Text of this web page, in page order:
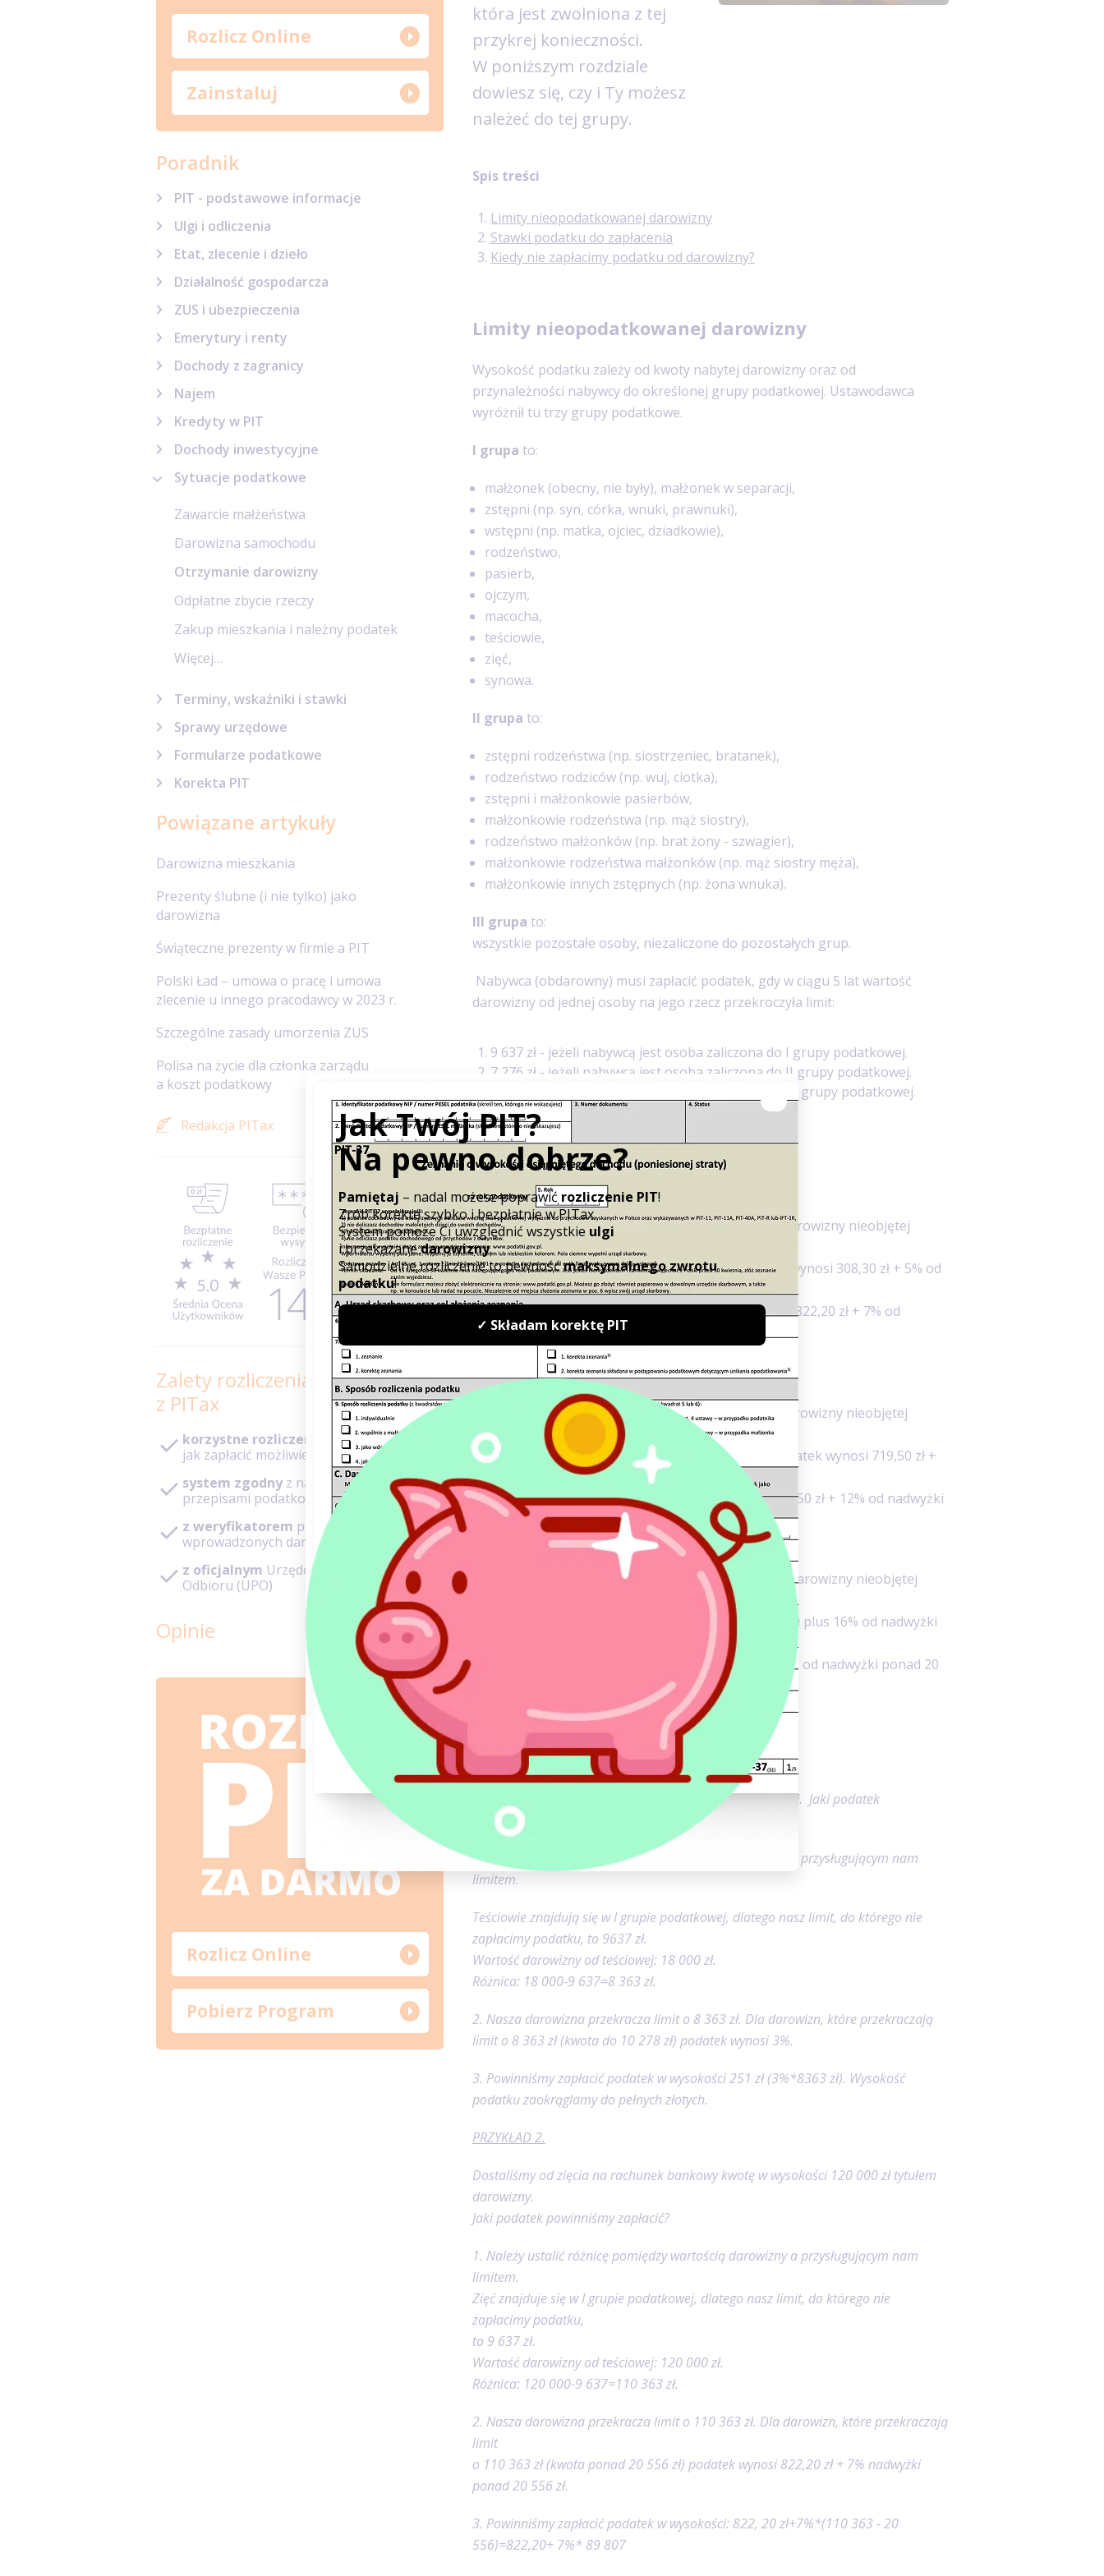
która jest zwolniona z tej
przykrej konieczności.
W poniższym rozdziale
dowiesz się, czy i Ty możesz
należeć do tej grupy.
Spis treści
Limity nieopodatkowanej darowizny
Stawki podatku do zapłacenia
Kiedy nie zapłacimy podatku od darowizny?
Limity nieopodatkowanej darowizny
Wysokość podatku zależy od kwoty nabytej darowizny oraz od
przynależności nabywcy do określonej grupy podatkowej. Ustawodawca
wyróżnił tu trzy grupy podatkowe.
I grupa to:
małżonek (obecny, nie były), małżonek w separacji,
zstępni (np. syn, córka, wnuki, prawnuki),
wstępni (np. matka, ojciec, dziadkowie),
rodzeństwo,
pasierb,
ojczym,
macocha,
teściowie,
zięć,
synowa.
II grupa to:
zstępni rodzeństwa (np. siostrzeniec, bratanek),
rodzeństwo rodziców (np. wuj, ciotka),
zstępni i małżonkowie pasierbów,
małżonkowie rodzeństwa (np. mąż siostry),
rodzeństwo małżonków (np. brat żony - szwagier),
małżonkowie rodzeństwa małżonków (np. mąż siostry męża),
małżonkowie innych zstępnych (np. żona wnuka).
III grupa to:
wszystkie pozostałe osoby, niezaliczone do pozostałych grup.
Nabywca (obdarowny) musi zapłacić podatek, gdy w ciągu 5 lat wartość
darowizny od jednej osoby na jego rzecz przekroczyła limit:
9 637 zł - jeżeli nabywcą jest osoba zaliczona do I grupy podatkowej.
7 276 zł - jeżeli nabywcą jest osoba zaliczona do II grupy podatkowej.
4 902 zł - jeżeli nabywcą jest osoba zaliczona do III grupy podatkowej.
Stawki podatku do zapłacenia
Wysokość podatku w grupie I
Kwota nadwyżki do 10 278 zł – podatek wynosi 3% darowizny nieobjętej
zwolnieniem.
Kwota nadwyżki od 10 278 zł do 20 556 zł – podatek wynosi 308,30 zł + 5% od
nadwyżki ponad 10 278 zł.
Kwota nadwyżki powyżej 20 556 zł – podatek wynosi 822,20 zł + 7% od
nadwyżki
ponad 20 556 zł.
Wysokość podatku w grupie II
Kwota nadwyżki do 10 278 zł - podatek wynosi 7% darowizny nieobjętej
zwolnieniem.
Kwota nadwyżki pomiędzy 10 278 zł a 20 556 zł – podatek wynosi 719,50 zł +
9% od nadwyżki ponad 10 278 zł.
Kwota nadwyżki od 20 556 zł – podatek wynosi 1 644,50 zł + 12% od nadwyżki
ponad 20556 zł.
Wysokość podatku w grupie III
Kwota nadwyżki do 10 278 zł – podatek wynosi 12% darowizny nieobjętej
Kwota nadwyżki od 10 278 zł do 20 556 zł – 1 233,40 zł plus 16% od nadwyżki
Kwota nadwyżki powyżej 20 556 zł – 2 877,90 zł + 20% od nadwyżki ponad 20
Obliczeniepodatku od darowizny- przykłady
PRZYKŁAD 1.
Dostaliśmy darowiznę od teściowej w wysokości 18 000 zł. Jaki podatek
powinniśmy zapłacić?
1. Należy ustalić różnicę pomiędzy wartością darowizny a przysługującym nam
limitem.
Teściowie znajdują się w I grupie podatkowej, dlatego nasz limit, do którego nie
zapłacimy podatku, to 9637 zł.
Wartość darowizny od teściowej: 18 000 zł.
Różnica: 18 000-9 637=8 363 zł.
2. Nasza darowizna przekracza limit o 8 363 zł. Dla darowizn, które przekraczają
limit o 8 363 zł (kwota do 10 278 zł) podatek wynosi 3%.
3. Powinniśmy zapłacić podatek w wysokości 251 zł (3%*8363 zł). Wysokość
podatku zaokrąglamy do pełnych złotych.
PRZYKŁAD 2.
Dostaliśmy od zięcia na rachunek bankowy kwotę w wysokości 120 000 zł tytułem
darowizny.
Jaki podatek powinniśmy zapłacić?
1. Należy ustalić różnicę pomiędzy wartością darowizny a przysługującym nam
limitem.
Zięć znajduje się w I grupie podatkowej, dlatego nasz limit, do którego nie
zapłacimy podatku,
to 9 637 zł.
Wartość darowizny od teściowej: 120 000 zł.
Różnica: 120 000-9 637=110 363 zł.
2. Nasza darowizna przekracza limit o 110 363 zł. Dla darowizn, które przekraczają
limit
o 110 363 zł (kwota ponad 20 556 zł) podatek wynosi 822,20 zł + 7% nadwyżki
ponad 20 556 zł.
3. Powinniśmy zapłacić podatek w wysokości: 822, 20 zł+7%*(110 363 - 20
556)=822,20+ 7%* 89 807
Rozlicz Online
Zainstaluj
Poradnik
PIT - podstawowe informacje
Ulgi i odliczenia
Etat, zlecenie i dzieło
Działalność gospodarcza
ZUS i ubezpieczenia
Emerytury i renty
Dochody z zagranicy
Najem
Kredyty w PIT
Dochody inwestycyjne
Sytuacje podatkowe
Zawarcie małżeństwa
Darowizna samochodu
Otrzymanie darowizny
Odpłatne zbycie rzeczy
Zakup mieszkania i należny podatek
Więcej…
Terminy, wskaźniki i stawki
Sprawy urzędowe
Formularze podatkowe
Korekta PIT
Powiązane artykuły
Darowizna mieszkania
Prezenty ślubne (i nie tylko) jako
darowizna
Świąteczne prezenty w firmie a PIT
Polski Ład – umowa o pracę i umowa
zlecenie u innego pracodawcy w 2023 r.
Szczególne zasady umorzenia ZUS
Polisa na życie dla członka zarządu
a koszt podatkowy
Redakcja PITax
Zalety rozliczenia PIT
z PITax
korzystne rozliczenie
– podpowiadamy
jak zapłacić możliwie niski podatek
system zgodnyz najnowszymi
przepisami podatkowymi
z weryfikatorem poprawności
wprowadzonych danych
z oficjalnym Urzędowym Poświadczeniem
Odbioru (UPO)
Opinie
Rozlicz Online
Pobierz Program